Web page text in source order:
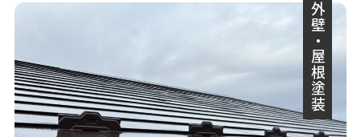
外壁・屋根塗装